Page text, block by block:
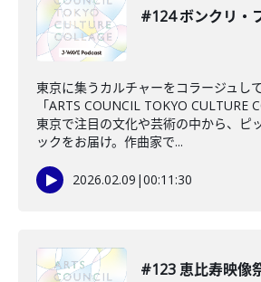
#124 ボンクリ・
東京に集うカルチャーをコラージュし
「ARTS COUNCIL TOKYO CULTURE
東京で注目の文化や芸術の中から、ピ
ックをお届け。作曲家で...
2026.02.09 |00:11:30
#123 恵比寿映像